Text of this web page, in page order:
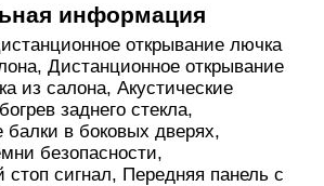
информация
открывание лючка
Дистанционное открывание
из салона, Акустические
заднего стекла,
балки в боковых дверях,
безопасности,
сигнал, Передняя панель с